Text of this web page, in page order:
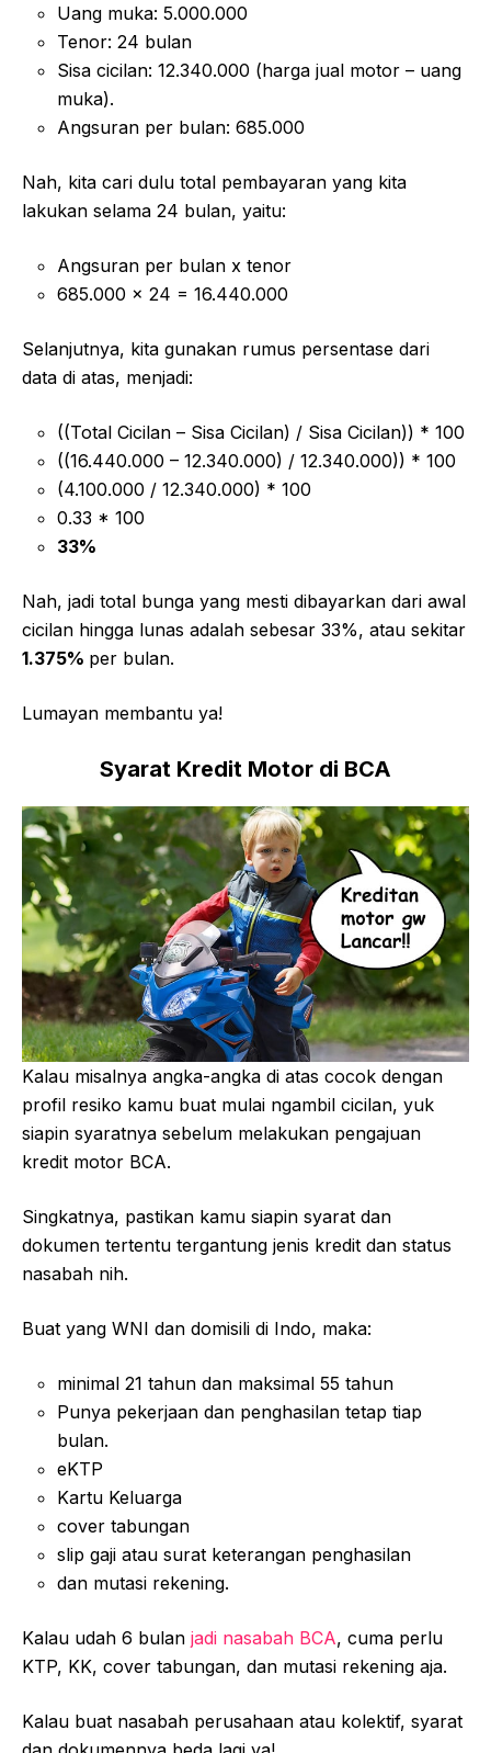
Uang muka: 5.000.000
Tenor: 24 bulan
Sisa cicilan: 12.340.000 (harga jual motor – uang
muka).
Angsuran per bulan: 685.000
Nah, kita cari dulu total pembayaran yang kita
lakukan selama 24 bulan, yaitu:
Angsuran per bulan x tenor
685.000 x 24 = 16.440.000
Selanjutnya, kita gunakan rumus persentase dari
data di atas, menjadi:
((Total Cicilan – Sisa Cicilan) / Sisa Cicilan)) * 100
((16.440.000 – 12.340.000) / 12.340.000)) * 100
(4.100.000 / 12.340.000) * 100
0.33 * 100
33%
Nah, jadi total bunga yang mesti dibayarkan dari awal
cicilan hingga lunas adalah sebesar 33%, atau sekitar
1.375% per bulan.
Lumayan membantu ya!
Syarat Kredit Motor di BCA
Kalau misalnya angka-angka di atas cocok dengan
profil resiko kamu buat mulai ngambil cicilan, yuk
siapin syaratnya sebelum melakukan pengajuan
kredit motor BCA.
Singkatnya, pastikan kamu siapin syarat dan
dokumen tertentu tergantung jenis kredit dan status
nasabah nih.
Buat yang WNI dan domisili di Indo, maka:
minimal 21 tahun dan maksimal 55 tahun
Punya pekerjaan dan penghasilan tetap tiap
bulan.
eKTP
Kartu Keluarga
cover tabungan
slip gaji atau surat keterangan penghasilan
dan mutasi rekening.
Kalau udah 6 bulan jadi nasabah BCA, cuma perlu
KTP, KK, cover tabungan, dan mutasi rekening aja.
Kalau buat nasabah perusahaan atau kolektif, syarat